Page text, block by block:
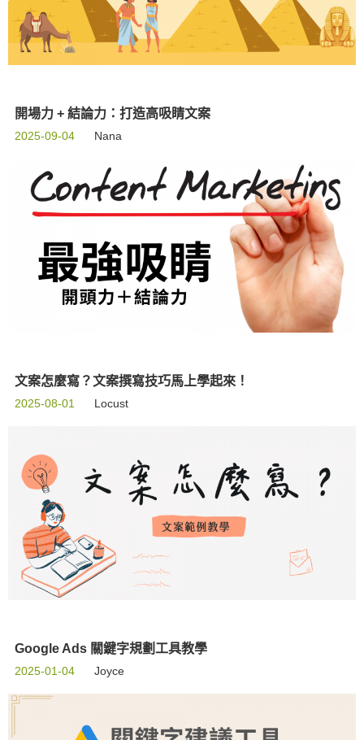
開場力 + 結論力：打造高吸睛文案
2025-09-04 Nana
文案怎麼寫？文案撰寫技巧馬上學起來！
2025-08-01 Locust
Google Ads 關鍵字規劃工具教學
2025-01-04 Joyce